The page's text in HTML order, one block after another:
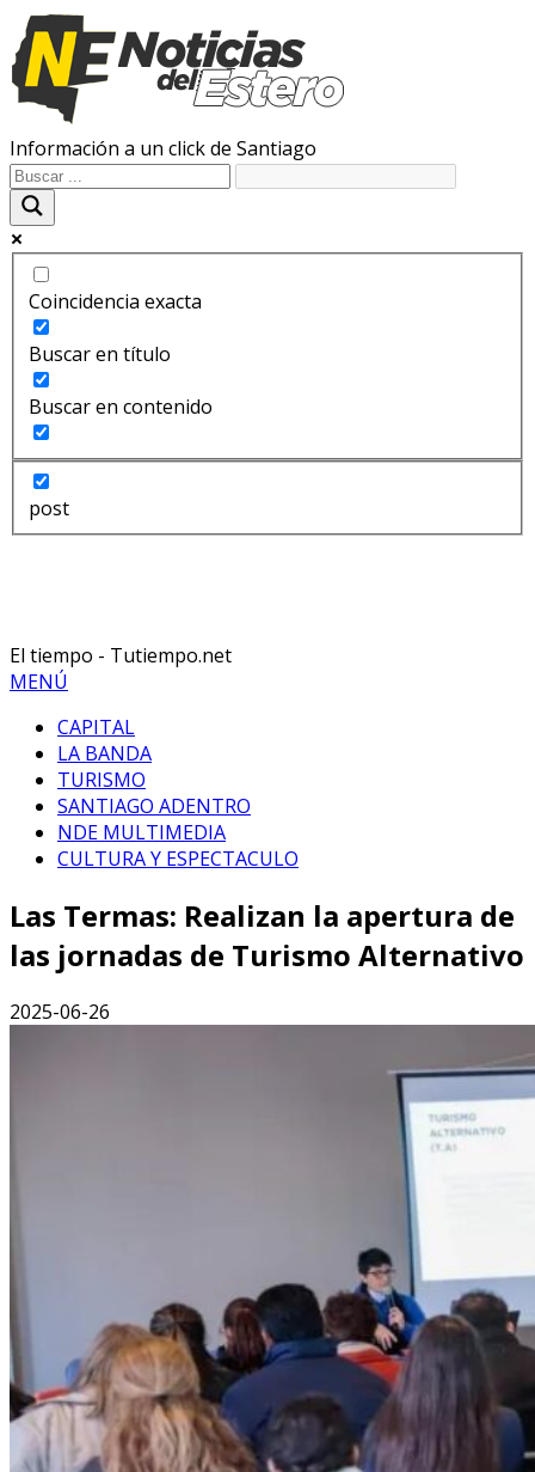
Información a un click de Santiago
Coincidencia exacta
Buscar en título
Buscar en contenido
post
El tiempo - Tutiempo.net
MENÚ
CAPITAL
LA BANDA
TURISMO
SANTIAGO ADENTRO
NDE MULTIMEDIA
CULTURA Y ESPECTACULO
Las Termas: Realizan la apertura de
las jornadas de Turismo Alternativo
2025-06-26